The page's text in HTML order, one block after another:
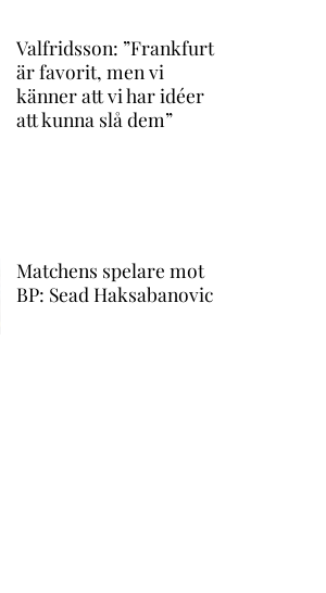
Valfridsson: ”Frankfurt
är favorit, men vi
känner att vi har idéer
att kunna slå dem”
Matchens spelare mot
BP: Sead Haksabanovic